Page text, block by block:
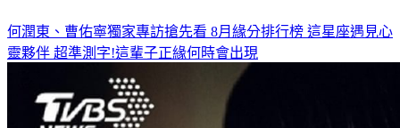
何潤東、曹佑寧獨家專訪搶先看 8月緣分排行榜 這星座遇見心
靈夥伴 超準測字!這輩子正緣何時會出現